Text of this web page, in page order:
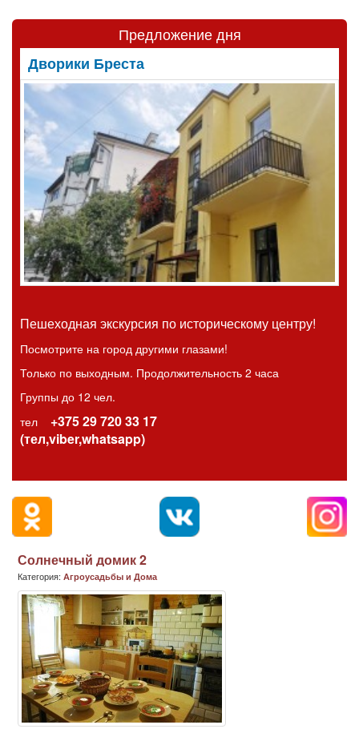
Предложение дня
Дворики Бреста
Пешеходная экскурсия по историческому центру!
Посмотрите на город другими глазами!
Только по выходным. Продолжительность 2 часа
Группы до 12 чел.
тел +375 29 720 33 17
(тел,viber,whatsapp)
Солнечный домик 2
Категория: Агроусадьбы и Дома